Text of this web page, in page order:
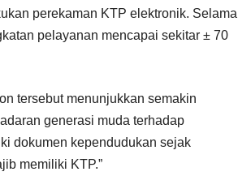
perekaman KTP elektronik. Selama
pelayanan mencapai sekitar ± 70
tersebut menunjukkan semakin
generasi muda terhadap
dokumen kependudukan sejak
memiliki KTP.”